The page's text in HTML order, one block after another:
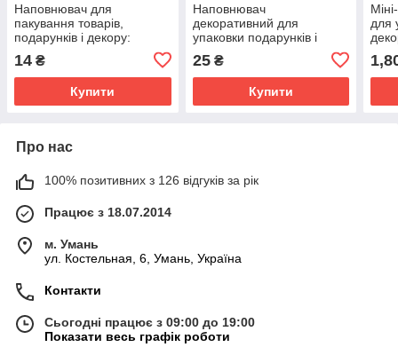
Наповнювач для
пакування товарів,
подарунків і декору:
грамів
14 ₴
Купити
Наповнювач
декоративний для
упаковки подарунків і
товарів : паперовий, білий
25 грам /упаковка/
25₴
Купити
для
Про нас
100% позитивних з 126 відгуків за рік
Працює з 18.07.2014
м. Умань
ул. Костельная, 6, Умань, Україна
Контакти
Сьогодні працює з 09:00 до 19:00
Показати весь графік роботи